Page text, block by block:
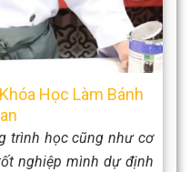
Học Làm Bánh
trình học cũng như cơ
nghiệp mình dự định